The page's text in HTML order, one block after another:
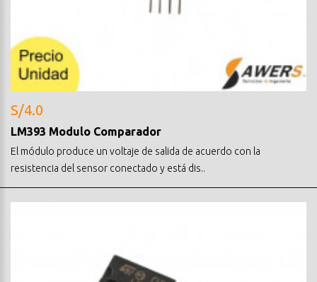
S/4.0
LM393 Modulo Comparador
El módulo produce un voltaje de salida de acuerdo con la
resistencia del sensor conectado y está dis..